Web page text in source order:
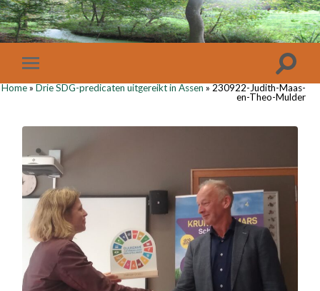
Home» Drie SDG-predicaten uitgereikt in Assen » 230922-Judith-Maas-
en-Theo-Mulder